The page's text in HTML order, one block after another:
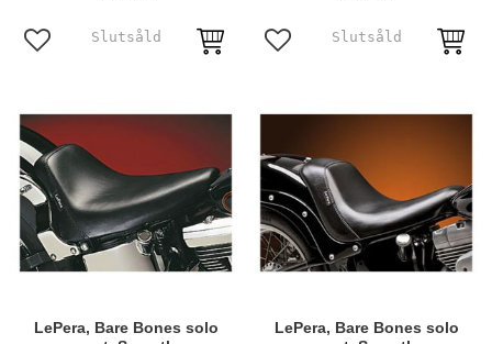
Lägg till i favoriter Lägg till i favoriter
LePera, Bare Bones solo
LePera, Bare Bones solo